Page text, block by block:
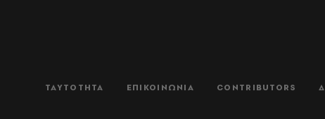
ΤΑΥΤΟΤΗΤΑ ΕΠΙΚΟΙΝΩΝΙΑ CONTRIBUTORS